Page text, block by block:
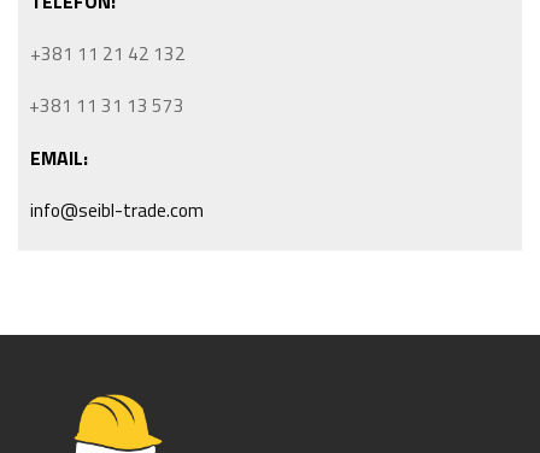
+381 11 21 42 132
+381 11 31 13 573
EMAIL:
info@seibl-trade.com